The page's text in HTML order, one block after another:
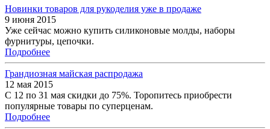
Новинки товаров для рукоделия уже в продаже
9 июня 2015
Уже сейчас можно купить силиконовые молды, наборы
фурнитуры, цепочки.
Подробнее
Грандиозная майская распродажа
12 мая 2015
С 12 по 31 мая скидки до 75%. Торопитесь приобрести
популярные товары по суперценам.
Подробнее